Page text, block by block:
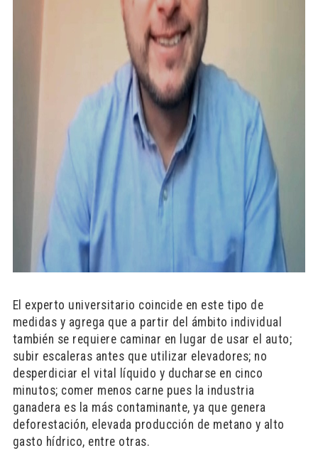
El experto universitario coincide en este tipo de
medidas y agrega que a partir del ámbito individual
también se requiere caminar en lugar de usar el auto;
subir escaleras antes que utilizar elevadores; no
desperdiciar el vital líquido y ducharse en cinco
minutos; comer menos carne pues la industria
ganadera es la más contaminante, ya que genera
deforestación, elevada producción de metano y alto
gasto hídrico, entre otras.